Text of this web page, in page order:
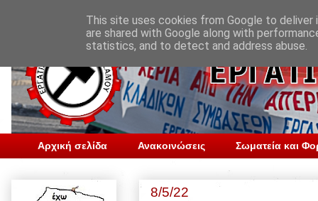
Αρχική σελίδα Ανακοινώσεις Σωματεία και
8/5/22
This site uses cookies from Google to
are shared with Google along with
statistics, and to detect and address abuse.